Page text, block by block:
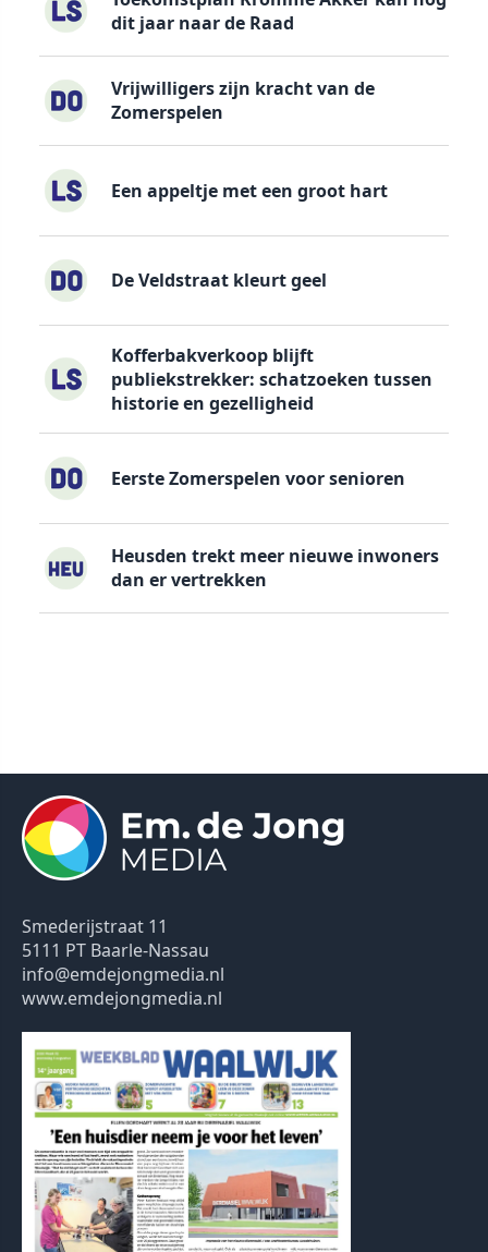
dit jaar naar de Raad
Vrijwilligers zijn kracht van de
Zomerspelen
Een appeltje met een groot hart
De Veldstraat kleurt geel
Kofferbakverkoop blijft
publiekstrekker: schatzoeken tussen
historie en gezelligheid
Eerste Zomerspelen voor senioren
Heusden trekt meer nieuwe inwoners
dan er vertrekken
Smederijstraat 11
5111 PT Baarle-Nassau
info@emdejongmedia.nl
www.emdejongmedia.nl